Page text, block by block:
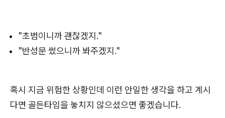
"초범이니까 괜찮겠지."
"반성문 썼으니까 봐주겠지."
혹시 지금 위험한 상황인데 이런 안일한 생각을 하고 계시
다면 골든타임을 놓치지 않으셨으면 좋겠습니다.